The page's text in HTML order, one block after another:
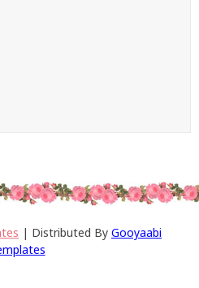
| Distributed By Gooyaabi